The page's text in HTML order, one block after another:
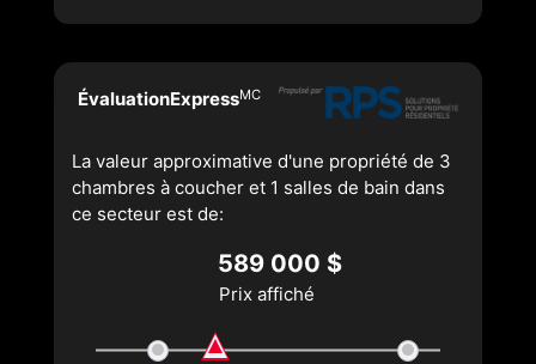
ÉvaluationExpressMC
La valeur approximative d'une propriété de 3
chambres à coucher et 1 salles de bain dans
ce secteur est de:
589 000 $
Prix affiché